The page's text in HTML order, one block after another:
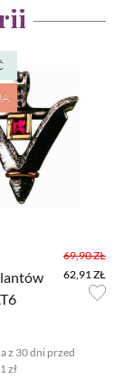
69,90 ZŁ
62,91 ZŁ
z 30 dni przed
zł
na
na stronie pliki